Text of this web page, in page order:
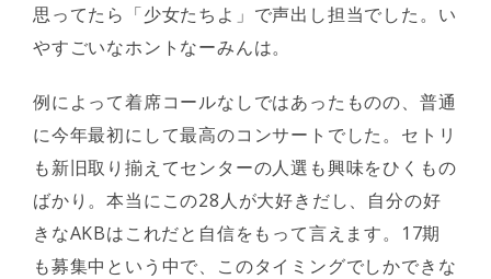
思ってたら「少女たちよ」で声出し担当でした。い
やすごいなホントなーみんは。
例によって着席コールなしではあったものの、普通
に今年最初にして最高のコンサートでした。セトリ
も新旧取り揃えてセンターの人選も興味をひくもの
ばかり。本当にこの28人が大好きだし、自分の好
きなAKBはこれだと自信をもって言えます。17期
も募集中という中で、このタイミングでしかできな